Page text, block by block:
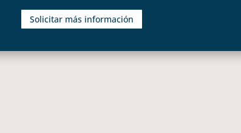
Solicitar más información